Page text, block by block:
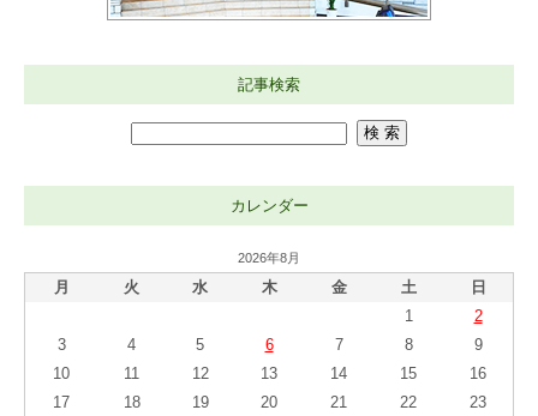
記事検索
カレンダー
2026年8月
月 火 水 木 金 土 日
1
2
3
4 5 6 7 8
9
10
11 12 13 14 15
16
17
18 19 20 21 22
23